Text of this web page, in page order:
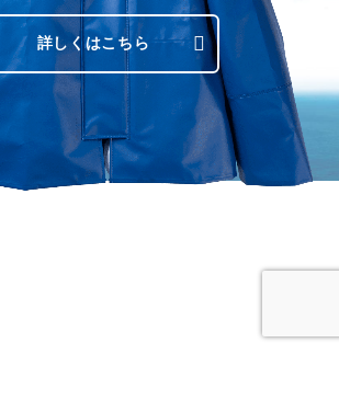
詳しくはこちら